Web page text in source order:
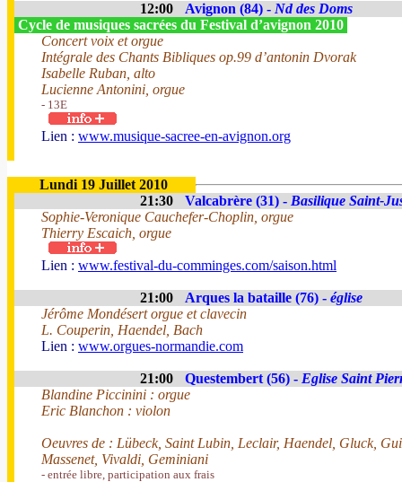
12:00 Avignon (84) - Nd des Doms
Cycle de musiques sacrées du Festival d’avignon 2010
Concert voix et orgue
Intégrale des Chants Bibliques op.99 d’antonin Dvorak
Isabelle Ruban, alto
Lucienne Antonini, orgue
- 13E
Lien : www.musique-sacree-en-avignon.org
Lundi 19 Juillet 2010
21:30
Valcabrère (31) - Basilique Saint-
Sophie-Veronique Cauchefer-Choplin, orgue
Thierry Escaich, orgue
Lien : www.festival-du-comminges.com/saison.html
21:00 Arques la bataille (76) - église
Jérôme Mondésert orgue et clavecin
L. Couperin, Haendel, Bach
Lien : www.orgues-normandie.com
21:00 Questembert (56) - Eglise Saint
Blandine Piccinini : orgue
Eric Blanchon : violon
Oeuvres de : Lübeck, Saint Lubin, Leclair, Haendel, Gluck,
Massenet, Vivaldi, Geminiani
- entrée libre, participation aux frais